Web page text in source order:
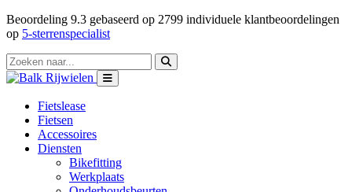
Beoordeling 9.3 gebaseerd op 2799 individuele klantbeoordelingen
op 5-sterrenspecialist
Fietslease
Fietsen
Accessoires
Diensten
Bikefitting
Werkplaats